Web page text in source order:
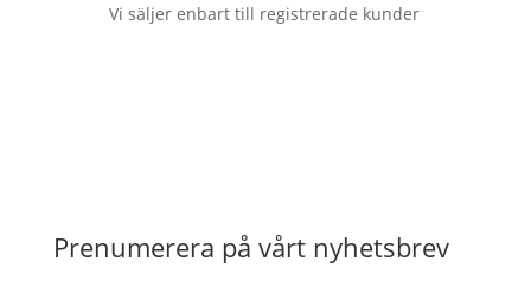
Vi säljer enbart till registrerade kunder
Prenumerera på vårt nyhetsbrev